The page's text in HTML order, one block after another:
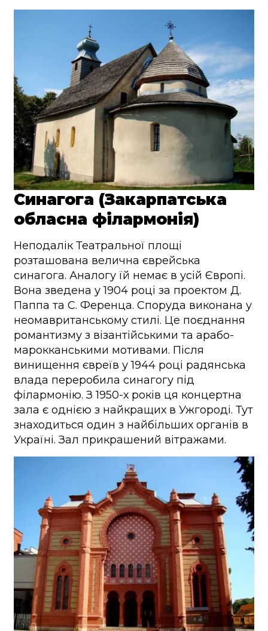
Синагога (Закарпатська
обласна філармонія)
Неподалік Театральної площі
розташована велична єврейська
синагога. Аналогу їй немає в усій Європі.
Вона зведена у 1904 році за проектом Д.
Паппа та С. Ференца. Споруда виконана у
неомавританському стилі. Це поєднання
романтизму з візантійськими та арабо-
марокканськими мотивами. Після
винищення євреїв у 1944 році радянська
влада переробила синагогу під
філармонію. З 1950-х років ця концертна
зала є однією з найкращих в Ужгороді. Тут
знаходиться один з найбільших органів в
Україні. Зал прикрашений вітражами.